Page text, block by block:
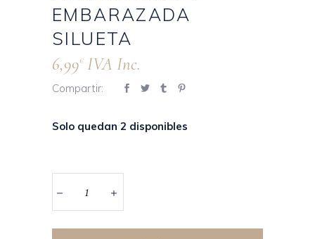
EMBARAZADA
SILUETA
6,99€ IVA Inc.
Compartir:
Solo quedan 2 disponibles